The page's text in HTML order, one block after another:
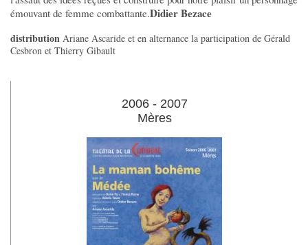
émouvant de femme combattante.Didier Bezace
distribution Ariane Ascaride et en alternance la participation de Gérald
Cesbron et Thierry Gibault
2006 - 2007
Mères